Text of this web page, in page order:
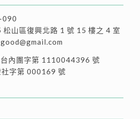
松山區復興北路 1 號 15 樓之 4 室
內團字第 1110044396 號
字第 000169 號